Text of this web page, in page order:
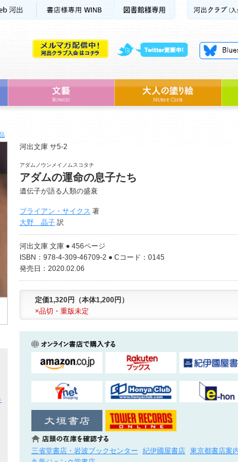
河出文庫 サ5-2
アダムノウンメイノムスコタチ
アダムの運命の息子たち
遺伝子が語る人類の盛衰
ブライアン・サイクス 著
大野 晶子 訳
河出文庫 文庫 ● 456ページ
ISBN：978-4-309-46709-2 ● Cコード：0145
発売日：2020.02.06
定価1,320円（本体1,200円）
×品切・重版未定
三省堂書店・岩波ブックセンター 紀伊國屋書店 東京都書店案